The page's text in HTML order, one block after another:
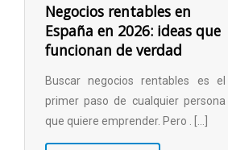
Negocios rentables en
España en 2026: ideas que
funcionan de verdad
Buscar negocios rentables es el
primer paso de cualquier persona
que quiere emprender. Pero . [...]